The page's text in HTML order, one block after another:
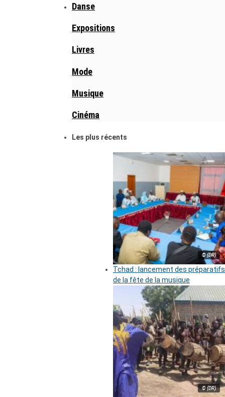
Danse
Expositions
Livres
Mode
Musique
Cinéma
Les plus récents
© (DR)
Tchad : lancement des préparatifs
de la fête de la musique
© (DR)